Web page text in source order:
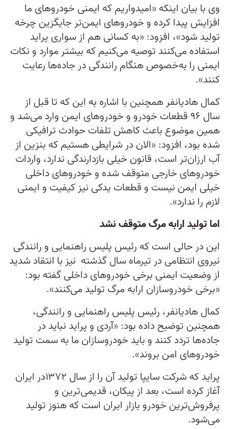
وی با بیان اینکه «امیدواریم که ایمنی خودروهای ما
افزایش پیدا کرده و خودروهای ایمن‌تر جایگزین چرخه
تولید شود»، افزود: «به کسانی هم از سواری پراید
استفاده می‌کنند توصیه می‌کنیم که بیشتر موارد و نکات
ایمنی را به‌خصوص هنگام رانندگی در جاده‌ها رعایت
کنند».
کمال هادیانفر همچنین با اشاره به این‌ که تا قبل از
سال ۹۶ قطعات خودرو و خودروهای ایمن وارد می‌شد و
همین موضوع باعث کاهش تلفات حوادث ترافیکی
شده بود، افزود: «الان در شرایطی هستیم که بنزین از
آب ارزان‌تر است، قانون خیلی بازدارندگی ندارد، واردات
خودروهای خارجی متوقف شده و خودروهای داخلی
خیلی ایمن نیست و قطعات یدکی نیز کیفیت و ایمنی
لازم را ندارد».
اما تولید ارابه مرگ متوقف نشد
این در حالی است که رئیس پلیس راهنمایی و رانندگی
نیروی انتظامی در تیرماه سال گذشته نیز با انتقاد شدید
از وضعیت ایمنی برخی خودروهای داخلی گفته بود:
«برخی خودروسازان ارابه مرگ تولید می‌کنند».
کمال هادیانفر، رئیس پلیس راهنمایی و رانندگی،
همچنین توضیح داده بود: «آردی و پراید نباید در
جاده‌ها تردد کنند و باید خودروسازان ما به سمت تولید
خودروهای امن بروند».
پراید که شرکت سایپا تولید آن را از سال ۱۳۷۲در ایران
آغاز کرده است، بعد از پیکان، قدیمی‌ترین و
پرفروش‌ترین خودرو بازار ایران است که هنوز تولید
می‌شود.